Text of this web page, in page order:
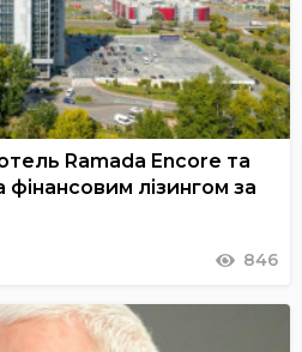
Ramada Encore та
фінансовим лізингом за
846